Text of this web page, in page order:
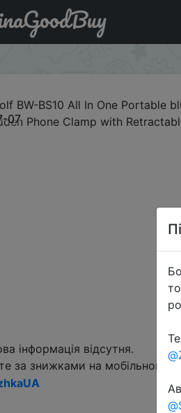
BlitzWolf BW-BS10 All In
07
інформація відсутня.
за знижками на мобільному, в